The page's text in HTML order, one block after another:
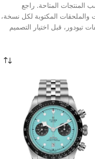
المنتجات المتاحة. راجع
والملحقات المكتوبة لكل نسخة،
تيودور، قبل اختيار التصميم